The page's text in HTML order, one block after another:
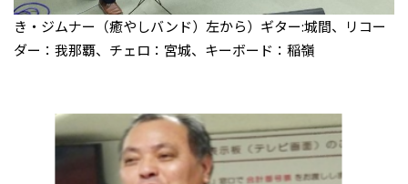
き・ジムナー（癒やしバンド）左から）ギター:城間、リコー
ダー：我那覇、チェロ：宮城、キーボード：稲嶺